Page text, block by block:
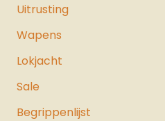
Uitrusting
Wapens
Lokjacht
Sale
Begrippenlijst